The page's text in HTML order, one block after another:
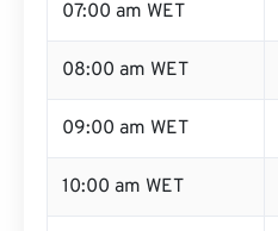
07:00 am WET
08:00 am WET
09:00 am WET
10:00 am WET